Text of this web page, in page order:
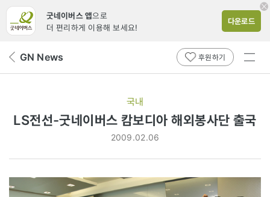
굿네이버스 앱으로
더 편리하게 이용해 보세요!
다운로드
뒤 GN News 후원하기
전체
국내
LS전선-굿네이버스 캄보디아 해외봉사단 출국
2009.02.06